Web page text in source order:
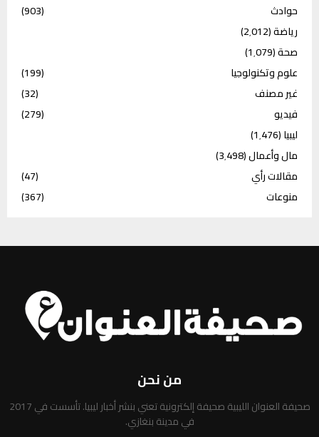
حوادث
(903)
رياضة(2٬012)
صحة(1٬079)
علوم وتكنولوجيا
(199)
غير مصنف
(32)
فيديو
(279)
ليبيا(1٬476)
مال وأعمال(3٬498)
مقالات رأي
(47)
منوعات
(367)
من نحن
صحيفة العنوان الليبية صحيفة إلكترونية تعني بنشر أخبار ليبيا. تأسست في 2017
في مدينة بنغازي.